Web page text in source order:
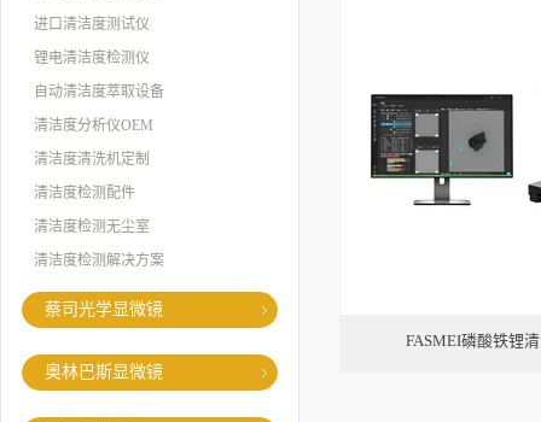
进口清洁度测试仪
锂电清洁度检测仪
自动清洁度萃取设备
清洁度分析仪OEM
清洁度清洗机定制
清洁度检测配件
清洁度检测无尘室
清洁度检测解决方案
蔡司光学显微镜
奥林巴斯显微镜
FASMEI磷酸铁锂